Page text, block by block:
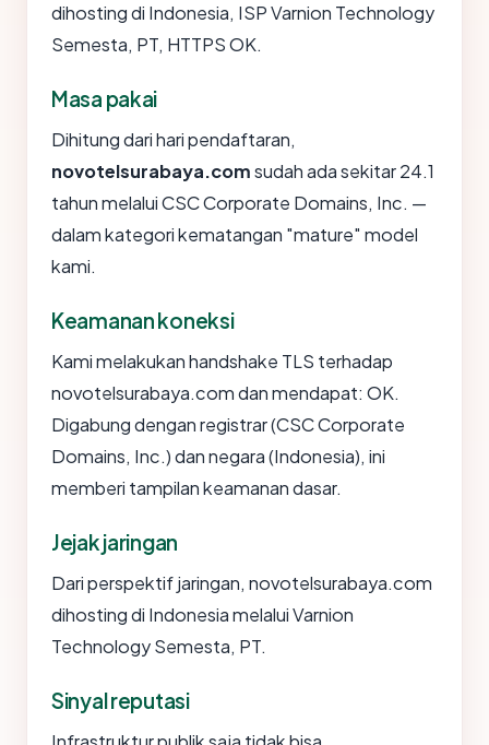
dihosting di Indonesia, ISP Varnion Technology
Semesta, PT, HTTPS OK.
Masa pakai
Dihitung dari hari pendaftaran,
novotelsurabaya.comsudah ada sekitar 24.1
tahun melalui CSC Corporate Domains, Inc. —
dalam kategori kematangan "mature" model
kami.
Keamanan koneksi
Kami melakukan handshake TLS terhadap
novotelsurabaya.com dan mendapat: OK.
Digabung dengan registrar (CSC Corporate
Domains, Inc.) dan negara (Indonesia), ini
memberi tampilan keamanan dasar.
Jejak jaringan
Dari perspektif jaringan, novotelsurabaya.com
dihosting di Indonesia melalui Varnion
Technology Semesta, PT.
Sinyal reputasi